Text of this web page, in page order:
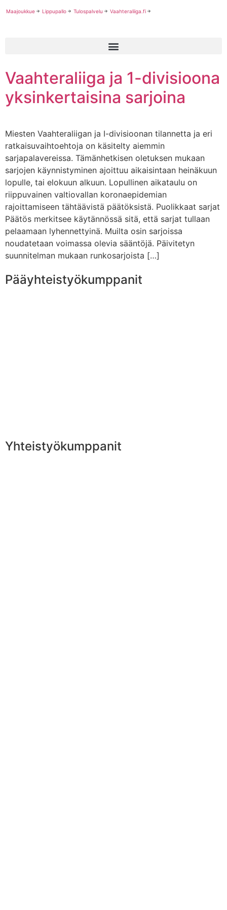
Maajoukkue Lippupallo Tulospalvelu Vaahteraliiga.fi
Vaahteraliiga ja 1-divisioona
yksinkertaisina sarjoina
Miesten Vaahteraliigan ja I-divisioonan tilannetta ja eri
ratkaisuvaihtoehtoja on käsitelty aiemmin
sarjapalavereissa. Tämänhetkisen oletuksen mukaan
sarjojen käynnistyminen ajoittuu aikaisintaan heinäkuun
lopulle, tai elokuun alkuun. Lopullinen aikataulu on
riippuvainen valtiovallan koronaepidemian
rajoittamiseen tähtäävistä päätöksistä. Puolikkaat sarjat
Päätös merkitsee käytännössä sitä, että sarjat tullaan
pelaamaan lyhennettyinä. Muilta osin sarjoissa
noudatetaan voimassa olevia sääntöjä. Päivitetyn
suunnitelman mukaan runkosarjoista […]
Pääyhteistyökumppanit
Yhteistyökumppanit